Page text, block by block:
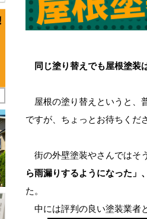
同じ塗り替えでも屋根塗装
屋根の塗り替えというと、
ですが、ちょっとお待ちくだ
街の外壁塗装やさんではそ
ら雨漏りするようになった」
た。
中には評判の良い塗装業者